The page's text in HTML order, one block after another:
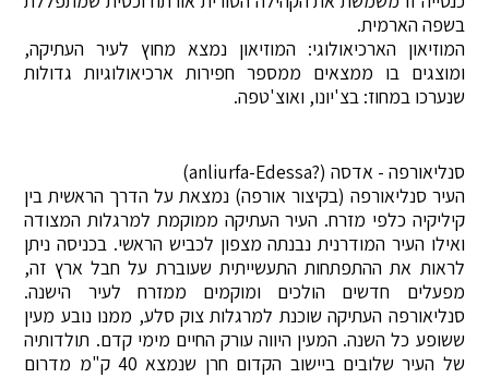
בשפה הארמית.
המוזיאון הארכיאולוגי: המוזיאון נמצא מחוץ לעיר העתיקה,
ומוצגים בו ממצאים ממספר חפירות ארכיאולוגיות גדולות
שנערכו במחוז: בצ'יונו, ואוצ'טפה.
סנליאורפה - אדסה (?anliurfa-Edessa)
העיר סנליאורפה (בקיצור אורפה) נמצאת על הדרך הראשית בין
קיליקיה כלפי מזרח. העיר העתיקה ממוקמת למרגלות המצודה
ואילו העיר המודרנית נבנתה מצפון לכביש הראשי. בכניסה ניתן
לראות את ההתפתחות התעשייתית שעוברת על חבל ארץ זה,
מפעלים חדשים הולכים ומוקמים ממזרח לעיר הישנה.
סנליאורפה העתיקה שוכנת למרגלות צוק סלע, ממנו נובע מעין
ששופע כל השנה. המעין היווה עורק החיים מימי קדם. תולדותיה
של העיר שלובים ביישוב הקדום חרן שנמצא 40 ק"מ מדרום